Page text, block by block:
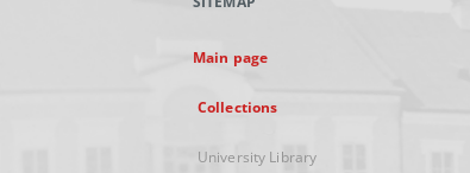
Main page
Collections
University Library